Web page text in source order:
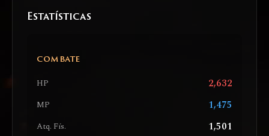
Estatísticas
COMBATE
HP 2,632
MP 1,475
Atq. Fís. 1,501